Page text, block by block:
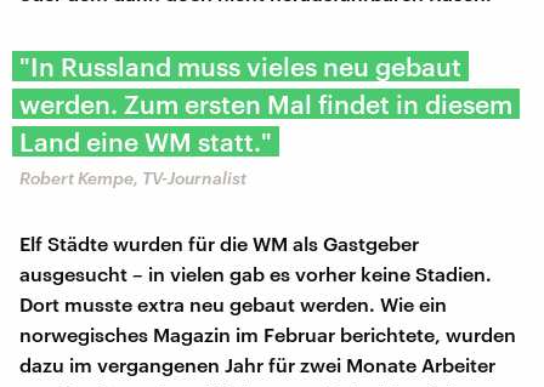
"In Russland muss vieles neu gebaut
werden. Zum ersten Mal findet in diesem
Land eine WM statt."
Robert Kempe, TV-Journalist
Elf Städte wurden für die WM als Gastgeber
ausgesucht – in vielen gab es vorher keine Stadien.
Dort musste extra neu gebaut werden. Wie ein
norwegisches Magazin im Februar berichtete, wurden
dazu im vergangenen Jahr für zwei Monate Arbeiter